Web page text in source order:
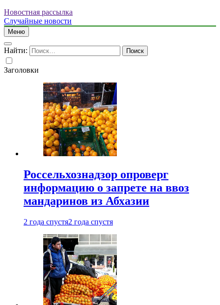
Новостная рассылка
Случайные новости
Меню
Найти:
Заголовки
Россельхознадзор опроверг
информацию о запрете на ввоз
мандаринов из Абхазии
2 года спустя2 года спустя